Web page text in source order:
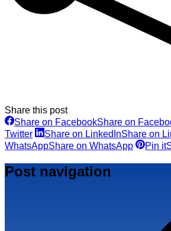
Share this post
Share on FacebookShare on
Twitter
Share on LinkedInShare on
WhatsAppShare on WhatsApp Pin it
Post navigation